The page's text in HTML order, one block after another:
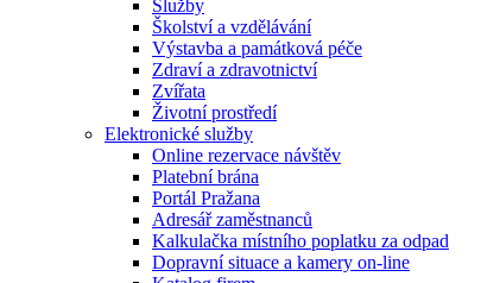
Služby
Školství a vzdělávání
Výstavba a památková péče
Zdraví a zdravotnictví
Zvířata
Životní prostředí
Elektronické služby
Online rezervace návštěv
Platební brána
Portál Pražana
Adresář zaměstnanců
Kalkulačka místního poplatku za odpad
Dopravní situace a kamery on-line